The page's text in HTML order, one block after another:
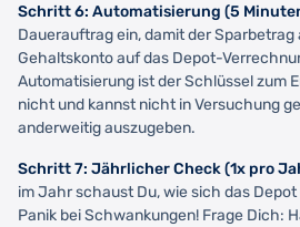
Schritt 6: Automatisierung (5
Dauerauftrag ein, damit der
Gehaltskonto auf das Depot-
Automatisierung ist der Schlüssel zum
nicht und kannst nicht in Versuchung
anderweitig auszugeben.
Schritt 7: Jährlicher Check (1x pro
im Jahr schaust Du, wie sich das
Panik bei Schwankungen! Frage Dich: